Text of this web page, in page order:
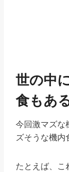
世の中
食もあ
今回激マズな
ズそうな機内
たとえば、こ